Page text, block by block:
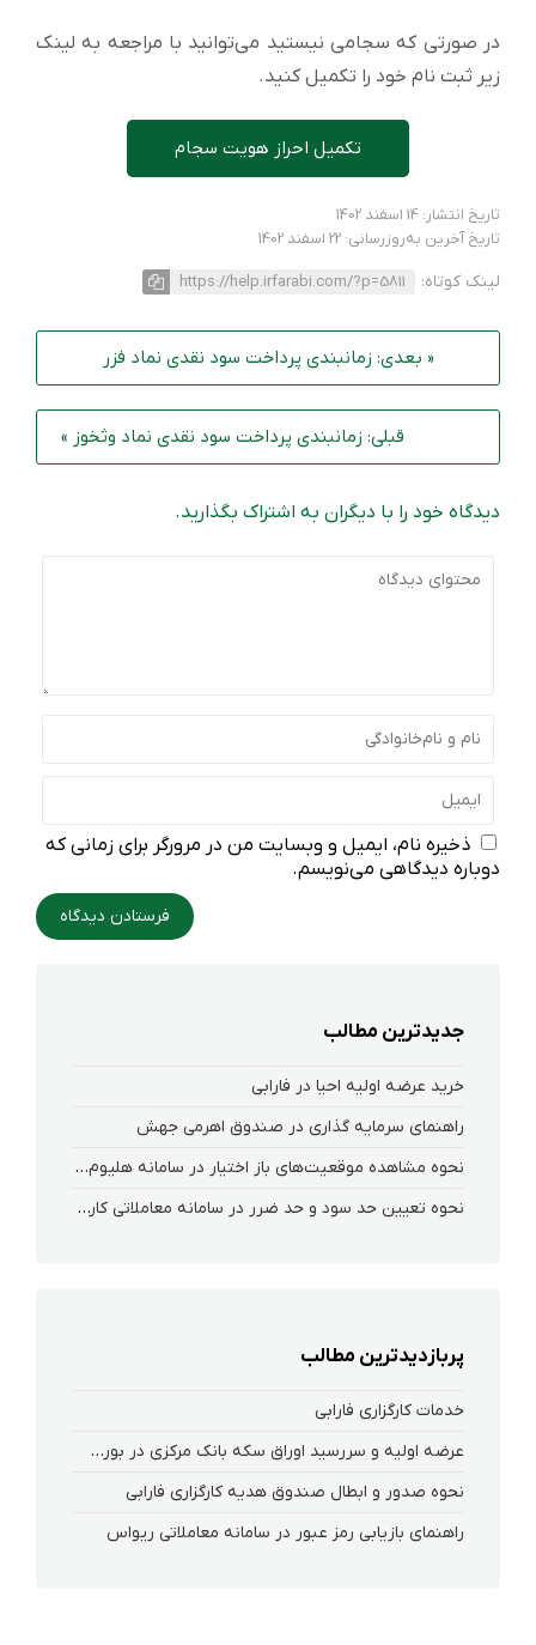
در صورتی که سجامی نیستید می‌توانید با مراجعه به لینک
زیر ثبت نام خود را تکمیل کنید.
تکمیل احراز هویت سجام
تاریخ انتشار: 14 اسفند 1402
تاریخ آخرین به‌روزرسانی: 22 اسفند 1402
لینک کوتاه: https://help.irfarabi.com/?p=5811
« بعدی: زمانبندی پرداخت سود نقدی نماد فزر
قبلی: زمانبندی پرداخت سود نقدی نماد وثخوز »
دیدگاه خود را با دیگران به اشتراک بگذارید.
ذخیره نام، ایمیل و وبسایت من در مرورگر برای زمانی که
دوباره دیدگاهی می‌نویسم.
جدیدترین مطالب
خرید عرضه اولیه احیا در فارابی
راهنمای سرمایه گذاری در صندوق اهرمی جهش
نحوه‌ مشاهده‌ موقعیت‌های باز اختیار در سامانه هلیوم و نکست
نحوه تعیین حد سود و حد ضرر در سامانه معاملاتی کارگزاری فارابی
پربازدیدترین مطالب
خدمات کارگزاری فارابی
عرضه اولیه و سررسید اوراق سکه بانک مرکزی در بورس کالا
نحوه صدور و ابطال صندوق هدیه کارگزاری فارابی
راهنمای بازیابی رمز عبور در سامانه معاملاتی ریواس